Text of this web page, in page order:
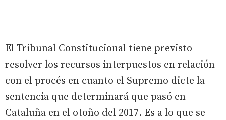
El Tribunal Constitucional tiene previsto
resolver los recursos interpuestos en relación
con el procés en cuanto el Supremo dicte la
sentencia que determinará que pasó en
Cataluña en el otoño del 2017. Es a lo que se